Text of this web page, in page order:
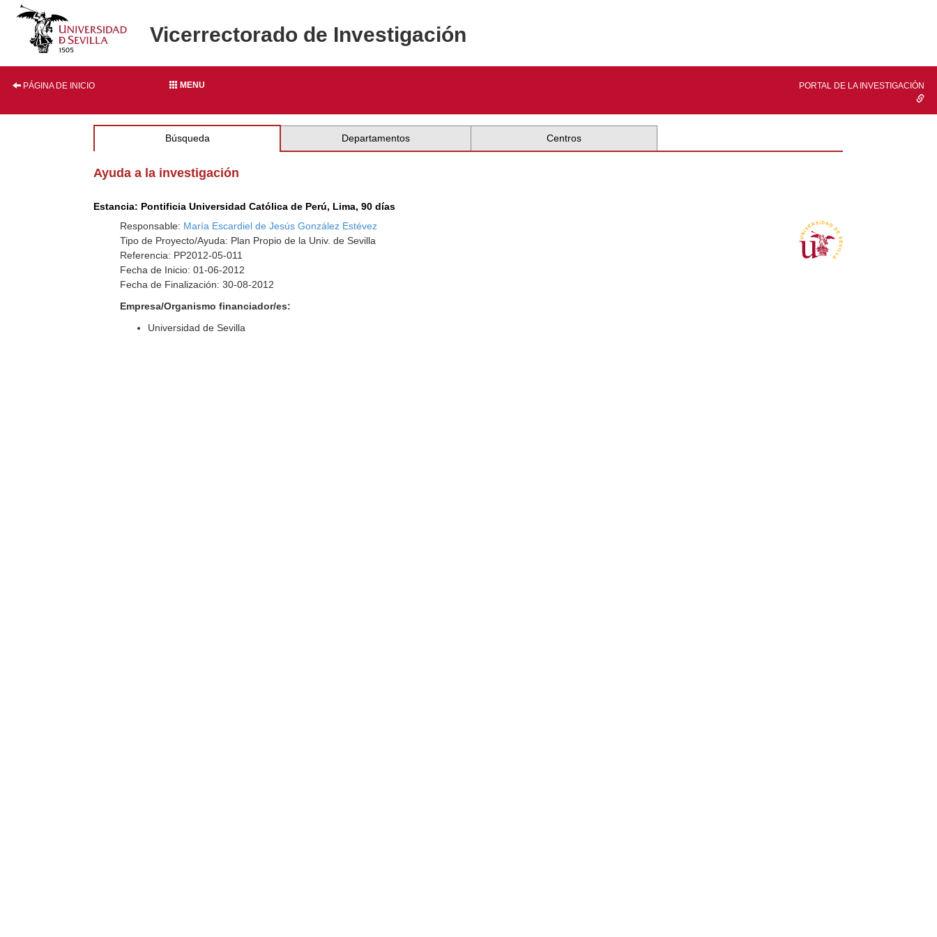
Vicerrectorado de Investigación
PÁGINA DE INICIO MENU PORTAL DE LA INVESTIGACIÓN
Búsqueda Departamentos Centros
Ayuda a la investigación
Estancia: Pontificia Universidad Católica de Perú, Lima, 90 días
Responsable: María Escardiel de Jesús González Estévez
Tipo de Proyecto/Ayuda: Plan Propio de la Univ. de Sevilla
Referencia: PP2012-05-011
Fecha de Inicio: 01-06-2012
Fecha de Finalización: 30-08-2012
Empresa/Organismo financiador/es:
Universidad de Sevilla